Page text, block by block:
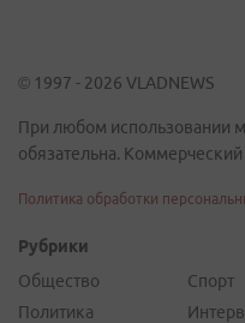
© 1997 - 2026 VLADNEWS
При любом использовании
обязательна.
Политика обработки
Рубрики
Общество
Политика
Спорт